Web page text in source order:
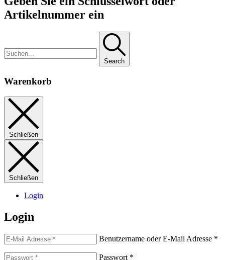
Artikelnummer ein
Search
Warenkorb
Schließen
Schließen
Login
Login
Benutzername oder E-Mail Adresse *
Passwort *